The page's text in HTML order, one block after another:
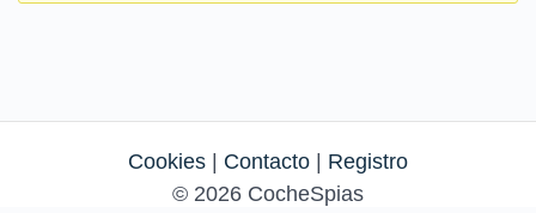
Cookies Contacto
Registro
© 2026 CocheSpias